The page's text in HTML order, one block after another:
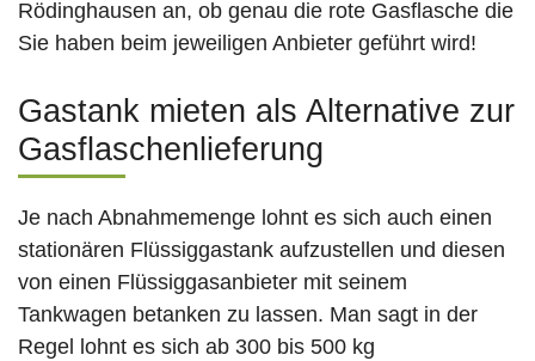
Rödinghausen an, ob genau die rote Gasflasche die
Sie haben beim jeweiligen Anbieter geführt wird!
Gastank mieten als Alternative zur
Gasflaschenlieferung
Je nach Abnahmemenge lohnt es sich auch einen
stationären Flüssiggastank aufzustellen und diesen
von einen Flüssiggasanbieter mit seinem
Tankwagen betanken zu lassen. Man sagt in der
Regel lohnt es sich ab 300 bis 500 kg